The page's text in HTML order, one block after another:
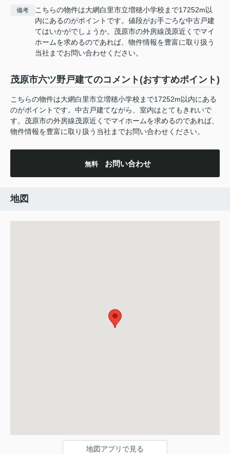
備考
こちらの物件は大網白里市立増穂小学校まで17252m以
内にあるのがポイントです。値段がお手ごろな中古戸建
てはいかがでしょうか。茂原市の外房線茂原近くでマイ
ホームを求めるのであれば、物件情報を豊富に取り扱う
当社までお問い合わせください。
茂原市六ツ野戸建てのコメント(おすすめポイント)
こちらの物件は大網白里市立増穂小学校まで17252m以内にある
のがポイントです。中古戸建てながら、室内はとてもきれいで
す。茂原市の外房線茂原近くでマイホームを求めるのであれば、
物件情報を豊富に取り扱う当社までお問い合わせください。
無料 お問い合わせ
地図
地図アプリで見る